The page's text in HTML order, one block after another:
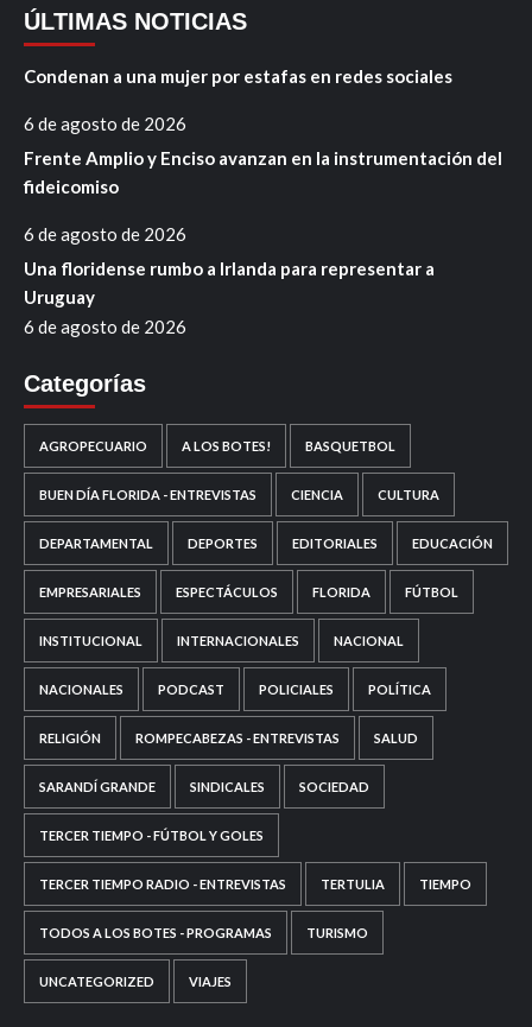
ÚLTIMAS NOTICIAS
Condenan a una mujer por estafas en redes sociales
6 de agosto de 2026
Frente Amplio y Enciso avanzan en la instrumentación del
fideicomiso
6 de agosto de 2026
Una floridense rumbo a Irlanda para representar a
Uruguay
6 de agosto de 2026
Categorías
AGROPECUARIO A LOS BOTES! BASQUETBOL
BUEN DÍA FLORIDA - ENTREVISTAS CIENCIA CULTURA
DEPARTAMENTAL DEPORTES EDITORIALES EDUCACIÓN
EMPRESARIALES ESPECTÁCULOS FLORIDA FÚTBOL
INSTITUCIONAL INTERNACIONALES NACIONAL
NACIONALES PODCAST POLICIALES POLÍTICA
RELIGIÓN ROMPECABEZAS - ENTREVISTAS SALUD
SARANDÍ GRANDE SINDICALES SOCIEDAD
TERCER TIEMPO - FÚTBOL Y GOLES
TERCER TIEMPO RADIO - ENTREVISTAS TERTULIA TIEMPO
TODOS A LOS BOTES - PROGRAMAS TURISMO
UNCATEGORIZED VIAJES